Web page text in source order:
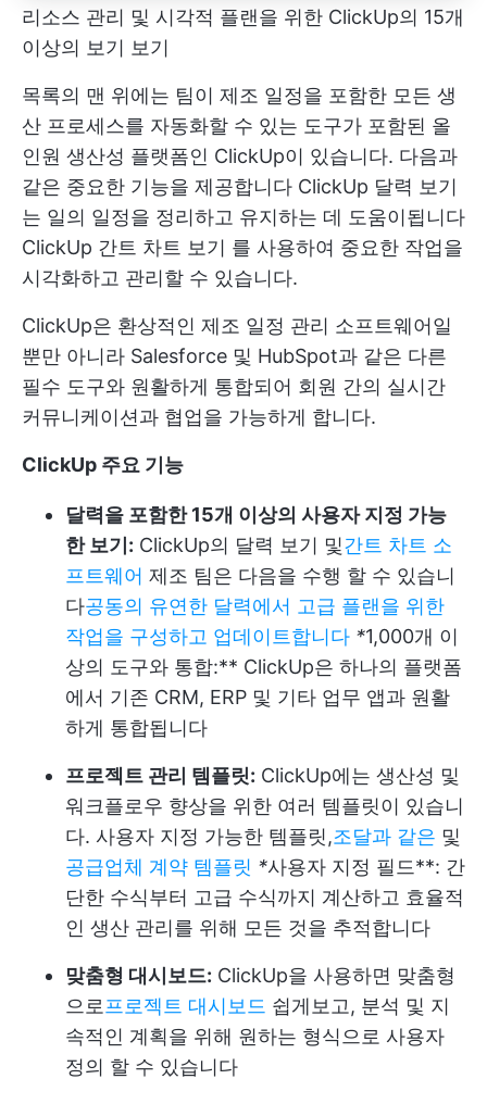
리소스 관리 및 시각적 플랜을 위한 ClickUp의 15개
이상의 보기 보기
목록의 맨 위에는 팀이 제조 일정을 포함한 모든 생
산 프로세스를 자동화할 수 있는 도구가 포함된 올
인원 생산성 플랫폼인 ClickUp이 있습니다. 다음과
같은 중요한 기능을 제공합니다 ClickUp 달력 보기
는 일의 일정을 정리하고 유지하는 데 도움이됩니다
ClickUp 간트 차트 보기 를 사용하여 중요한 작업을
시각화하고 관리할 수 있습니다.
ClickUp은 환상적인 제조 일정 관리 소프트웨어일
뿐만 아니라 Salesforce 및 HubSpot과 같은 다른
필수 도구와 원활하게 통합되어 회원 간의 실시간
커뮤니케이션과 협업을 가능하게 합니다.
ClickUp 주요 기능
달력을 포함한 15개 이상의 사용자 지정 가능
한 보기: ClickUp의 달력 보기 및간트 차트 소
프트웨어 제조 팀은 다음을 수행 할 수 있습니
다공동의 유연한 달력에서 고급 플랜을 위한
작업을 구성하고 업데이트합니다 *1,000개 이
상의 도구와 통합:** ClickUp은 하나의 플랫폼
에서 기존 CRM, ERP 및 기타 업무 앱과 원활
하게 통합됩니다
프로젝트 관리 템플릿: ClickUp에는 생산성 및
워크플로우 향상을 위한 여러 템플릿이 있습니
다. 사용자 지정 가능한 템플릿,조달과 같은 및
공급업체 계약 템플릿 *사용자 지정 필드**: 간
단한 수식부터 고급 수식까지 계산하고 효율적
인 생산 관리를 위해 모든 것을 추적합니다
맞춤형 대시보드: ClickUp을 사용하면 맞춤형
으로프로젝트 대시보드 쉽게보고, 분석 및 지
속적인 계획을 위해 원하는 형식으로 사용자
정의 할 수 있습니다